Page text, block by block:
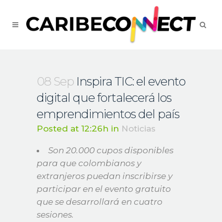
08 Sep Inspira TIC: el evento
digital que fortalecerá los
emprendimientos del país
Posted at 12:26h in Noticias
Son 20.000 cupos disponibles
para que colombianos y
extranjeros puedan inscribirse y
participar en el evento gratuito
que se desarrollará en cuatro
sesiones.